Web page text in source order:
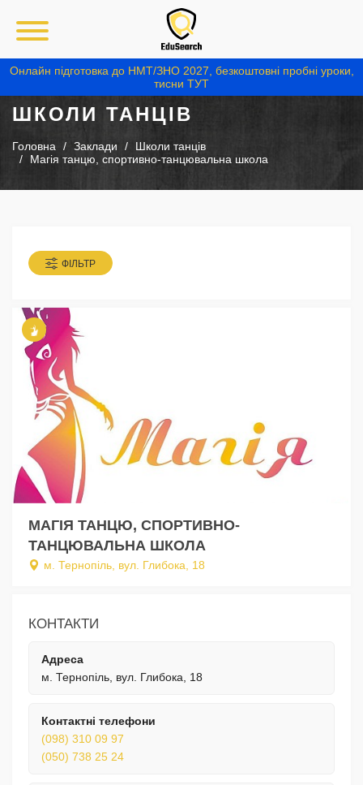
Онлайн підготовка до НМТ/ЗНО 2027, безкоштовні пробні уроки,
тисни ТУТ
ШКОЛИ ТАНЦІВ
Головна Заклади
Школи танців
Магія танцю, спортивно-танцювальна школа
ФІЛЬТР
МАГІЯ ТАНЦЮ, СПОРТИВНО-
ТАНЦЮВАЛЬНА ШКОЛА
м. Тернопіль, вул. Глибока, 18
КОНТАКТИ
Адреса
м. Тернопіль, вул. Глибока, 18
Контактні телефони
(098) 310 09 97
(050) 738 25 24